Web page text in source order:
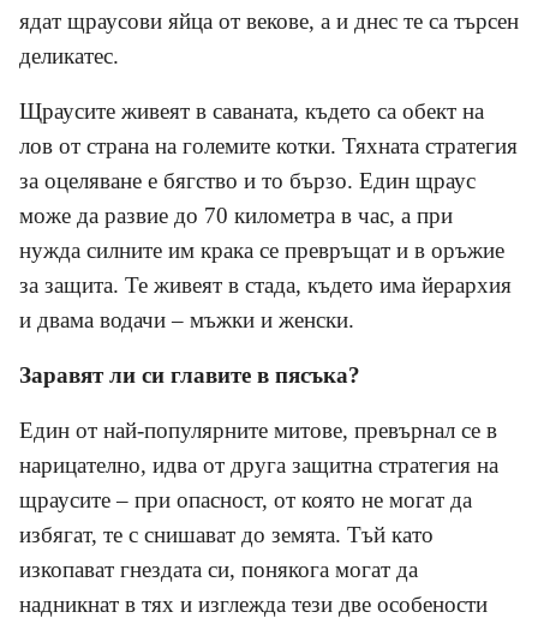
ядат щраусови яйца от векове, а и днес те са търсен
деликатес.
Щраусите живеят в саваната, където са обект на
лов от страна на големите котки. Тяхната стратегия
за оцеляване е бягство и то бързо. Един щраус
може да развие до 70 километра в час, а при
нужда силните им крака се превръщат и в оръжие
за защита. Те живеят в стада, където има йерархия
и двама водачи – мъжки и женски.
Заравят ли си главите в пясъка?
Един от най-популярните митове, превърнал се в
нарицателно, идва от друга защитна стратегия на
щраусите – при опасност, от която не могат да
избягат, те с снишават до земята. Тъй като
изкопават гнездата си, понякога могат да
надникнат в тях и изглежда тези две особености